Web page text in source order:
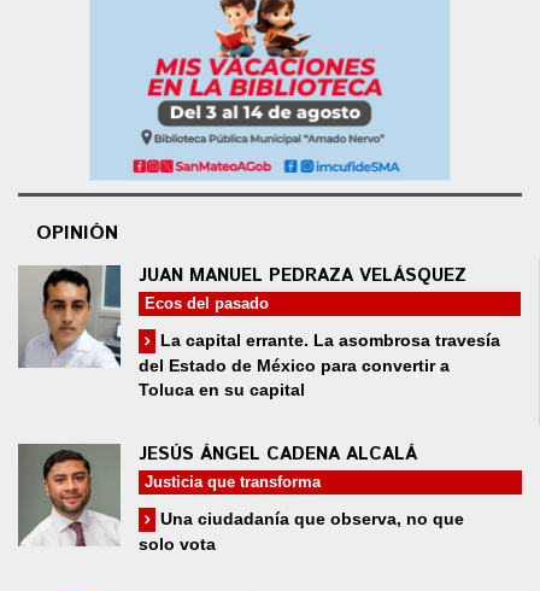
OPINIÓN
JUAN MANUEL PEDRAZA VELÁSQUEZ
Ecos del pasado
La capital errante. La asombrosa travesía
del Estado de México para convertir a
Toluca en su capital
JESÚS ÁNGEL CADENA ALCALÁ
Justicia que transforma
Una ciudadanía que observa, no que
solo vota